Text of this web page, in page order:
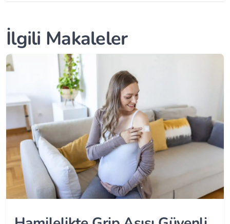
İlgili Makaleler